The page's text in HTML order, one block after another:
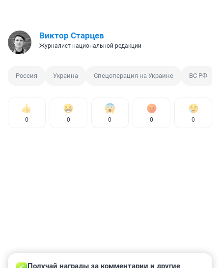
Виктор Старцев
Журналист национальной редакции
Россия Украина Спецоперация на Украине ВС РФ
0 0 0 0 0
Получай награды за комментарии и другие